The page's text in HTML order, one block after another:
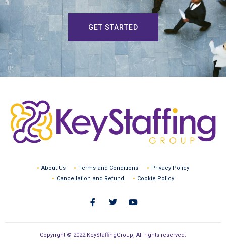
GET STARTED
About Us Terms and Conditions
Privacy Policy
Cancellation and Refund
Cookie Policy
Copyright © 2022 KeyStaffingGroup, All rights reserved.